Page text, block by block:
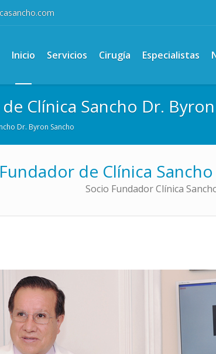
Inicio Servicios Cirugía Especialistas
Clínica Sancho Dr.
Dr. Byron Sancho
de Clínica
Socio Fundador Clínica